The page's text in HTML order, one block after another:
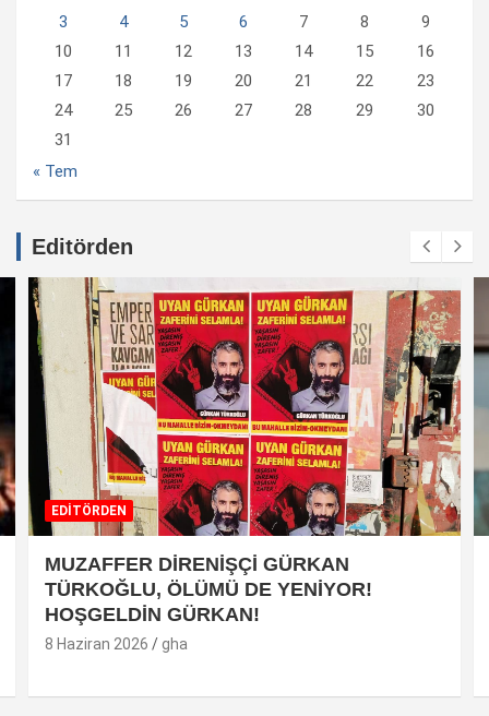
3
4 5 6 7 8
9
10
11 12 13 14 15
16
17
18 19 20 21 22
23
24
25 26 27 28 29
30
31
« Tem
Editörden
EDİTÖRDEN
MUZAFFER DİRENİŞÇİ GÜRKAN
TÜRKOĞLU, ÖLÜMÜ DE YENİYOR!
HOŞGELDİN GÜRKAN!
8 Haziran 2026 gha